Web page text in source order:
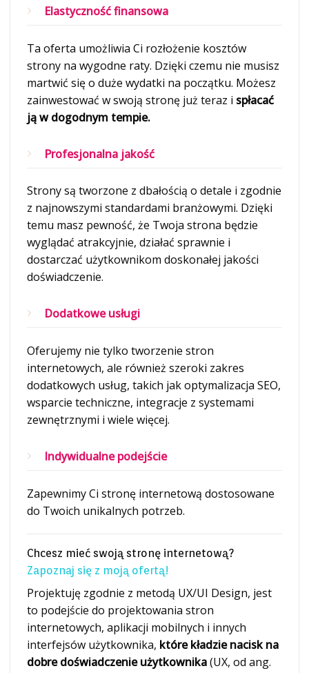
Elastyczność finansowa
Ta oferta umożliwia Ci rozłożenie kosztów
strony na wygodne raty. Dzięki czemu nie musisz
martwić się o duże wydatki na początku. Możesz
zainwestować w swoją stronę już teraz i spłacać
ją w dogodnym tempie.
Profesjonalna jakość
Strony są tworzone z dbałością o detale i zgodnie
z najnowszymi standardami branżowymi. Dzięki
temu masz pewność, że Twoja strona będzie
wyglądać atrakcyjnie, działać sprawnie i
dostarczać użytkownikom doskonałej jakości
doświadczenie.
Dodatkowe usługi
Oferujemy nie tylko tworzenie stron
internetowych, ale również szeroki zakres
dodatkowych usług, takich jak optymalizacja SEO,
wsparcie techniczne, integracje z systemami
zewnętrznymi i wiele więcej.
Indywidualne podejście
Zapewnimy Ci stronę internetową dostosowane
do Twoich unikalnych potrzeb.
Chcesz mieć swoją stronę internetową?
Zapoznaj się z moją ofertą!
Projektuję zgodnie z metodą UX/UI Design, jest
to podejście do projektowania stron
internetowych, aplikacji mobilnych i innych
interfejsów użytkownika, które kładzie nacisk na
dobre doświadczenie użytkownika(UX, od ang.